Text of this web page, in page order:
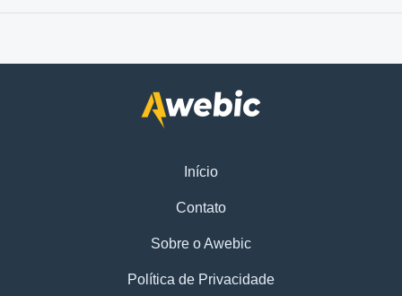
Início
Contato
Sobre o Awebic
Política de Privacidade